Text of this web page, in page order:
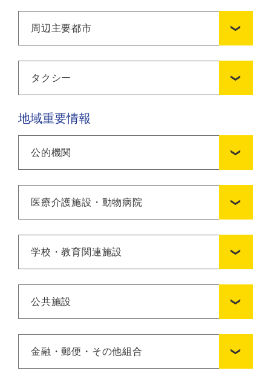
周辺主要都市
タクシー
地域重要情報
公的機関
医療介護施設・動物病院
学校・教育関連施設
公共施設
金融・郵便・その他組合